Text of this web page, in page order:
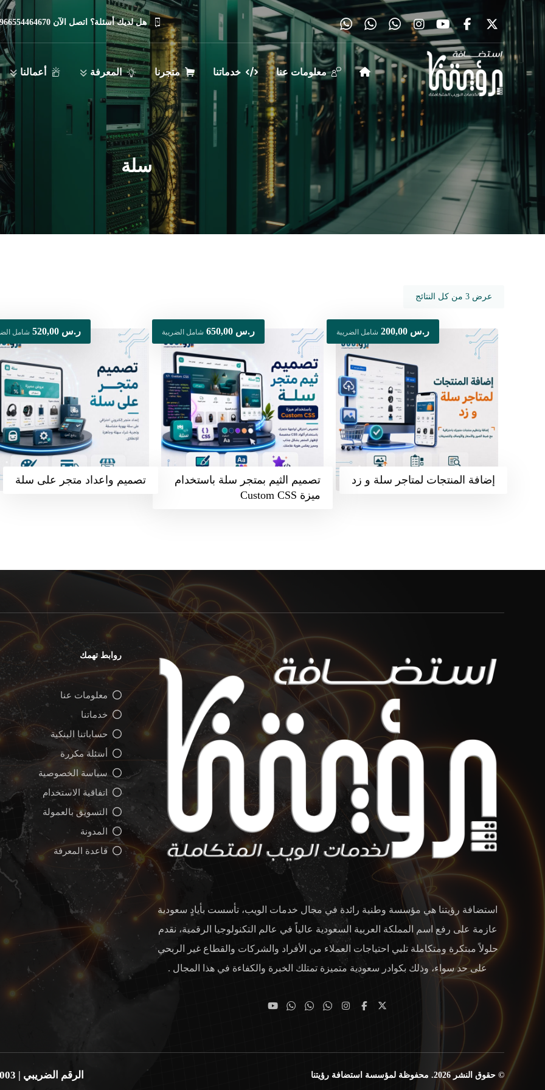
هل لديك أسئلة؟ اتصل الآن 966554464670
معلومات عنا خدماتنا متجرنا المعرفة أعمالنا
سلة
عرض ⁦3⁩ من كل النتائج
إضافة المنتجات لمتاجر سلة و زد
ر.س شامل الضريبة
تصميم الثيم بمتجر سلة باستخدام
ميزة Custom CSS
ر.س شامل الضريبة
تصميم واعداد متجر على سلة
ر.س 520,00 شامل
استضافة رؤيتنا هي مؤسسة وطنية رائدة في مجال خدمات الويب، تأسست بأيادٍ سعودية
عازمة على رفع اسم المملكة العربية السعودية عالياً في عالم التكنولوجيا الرقمية، نقدم
حلولاً مبتكرة ومتكاملة تلبي احتياجات العملاء من الأفراد والشركات والقطاع غير الربحي
على حد سواء، وذلك بكوادر سعودية متميزة تمتلك الخبرة والكفاءة في هذا المجال .
روابط تهمك
معلومات عنا
خدماتنا
حساباتنا البنكية
أسئلة مكررة
سياسة الخصوصية
اتفاقية الاستخدام
التسويق بالعمولة
المدونة
قاعدة المعرفة
© حقوق النشر 2026. محفوظة لمؤسسة استضافة رؤيتنا الرقم الضريبي | 310210572300003